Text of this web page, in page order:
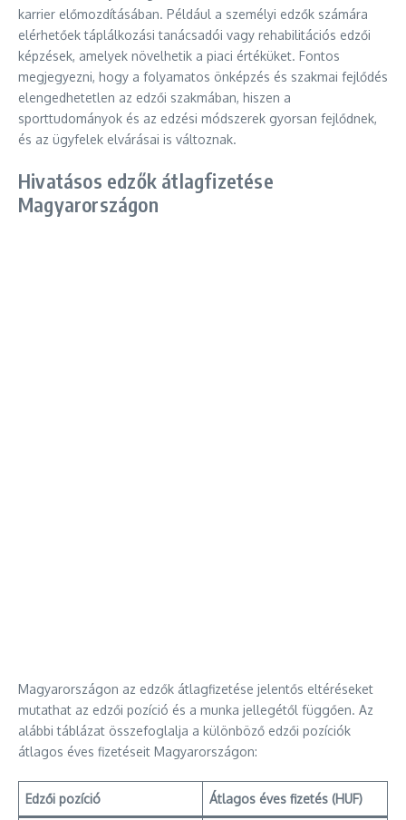
karrier előmozdításában. Például a személyi edzők számára
elérhetőek táplálkozási tanácsadói vagy rehabilitációs edzői
képzések, amelyek növelhetik a piaci értéküket. Fontos
megjegyezni, hogy a folyamatos önképzés és szakmai fejlődés
elengedhetetlen az edzői szakmában, hiszen a
sporttudományok és az edzési módszerek gyorsan fejlődnek,
és az ügyfelek elvárásai is változnak.
Hivatásos edzők átlagfizetése
Magyarországon
Magyarországon az edzők átlagfizetése jelentős eltéréseket
mutathat az edzői pozíció és a munka jellegétől függően. Az
alábbi táblázat összefoglalja a különböző edzői pozíciók
átlagos éves fizetéseit Magyarországon:
Edzői pozíció Átlagos éves fizetés (HUF)